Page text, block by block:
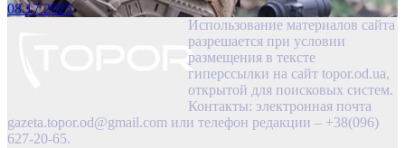
08.17.2025
Использование материалов сайта
разрешается при условии
размещения в тексте
гиперссылки на сайт topor.od.ua,
открытой для поисковых систем.
Контакты: электронная почта
gazeta.topor.od@gmail.com или телефон редакции – +38(096)
627-20-65.